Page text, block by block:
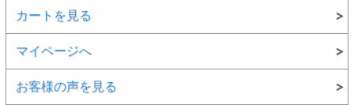
カートを見る
マイページへ
お客様の声を見る